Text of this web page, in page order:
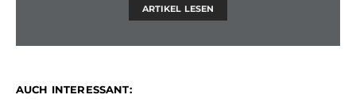
ARTIKEL LESEN
AUCH INTERESSANT: